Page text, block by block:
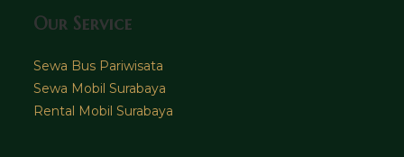
Our Service
Sewa Bus Pariwisata
Sewa Mobil Surabaya
Rental Mobil Surabaya